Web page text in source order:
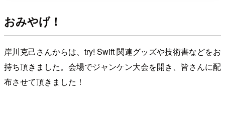
おみやげ！
岸川克己さんからは、try! Swift 関連グッズや技術書などをお
持ち頂きました。会場でジャンケン大会を開き、皆さんに配
布させて頂きました！